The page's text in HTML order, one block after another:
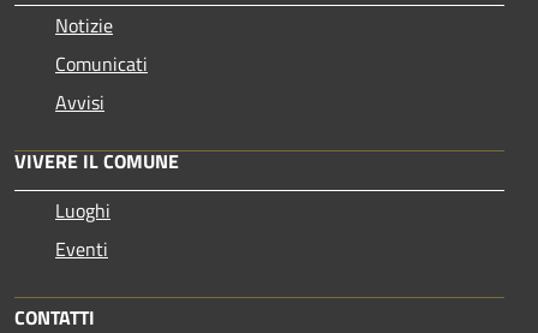
Notizie
Comunicati
Avvisi
VIVERE IL COMUNE
Luoghi
Eventi
CONTATTI